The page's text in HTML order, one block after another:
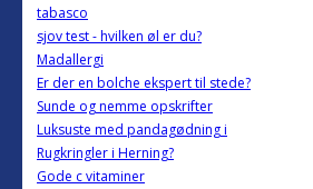
tabasco
sjov test - hvilken øl er du?
Madallergi
Er der en bolche ekspert til stede?
Sunde og nemme opskrifter
Luksuste med pandagødning i
Rugkringler i Herning?
Gode c vitaminer